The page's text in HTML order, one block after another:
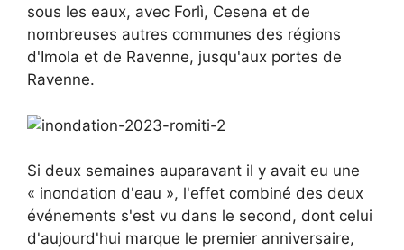
sous les eaux, avec Forlì, Cesena et de
nombreuses autres communes des régions
d'Imola et de Ravenne, jusqu'aux portes de
Ravenne.
Si deux semaines auparavant il y avait eu une
« inondation d'eau », l'effet combiné des deux
événements s'est vu dans le second, dont celui
d'aujourd'hui marque le premier anniversaire,